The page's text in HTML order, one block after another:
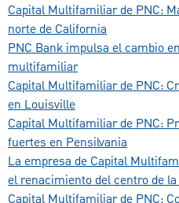
Capital Multifamiliar de PNC:
norte de California
PNC Bank impulsa el cambio
multifamiliar
Capital Multifamiliar de PNC:
en Louisville
Capital Multifamiliar de PNC:
fuertes en Pensilvania
La empresa de Capital
el renacimiento del centro de la